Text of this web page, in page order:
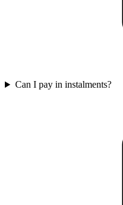
Can I pay in instalments?